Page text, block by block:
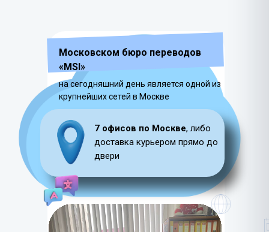
7 офисов по Москве, либо
доставка курьером прямо до
двери
на сегодняшний день является одной из
крупнейших сетей в Москве
Московском бюро переводов
«MSI»